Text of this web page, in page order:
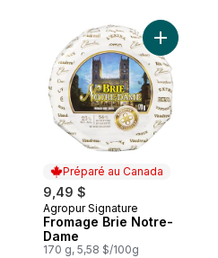
Fromage Féta De Lait De Chèvre
Préparé au Canada
9,49 $
Préparé au Canada
Agropur Signature
Fromage Brie Notre-
Dame
170 g, 5,58 $/100g
Ajouter